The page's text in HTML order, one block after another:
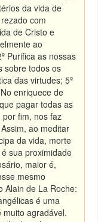
da vida de
com
de Cristo e
ao
Purifica as nossas
sobre todos os
das virtudes; 5º
enriquece de
pagar todas as
fim, nos faz
ao meditar
da vida, morte
sua proximidade
maior é,
mesmo
Alain de La Roche:
é uma
agradável.